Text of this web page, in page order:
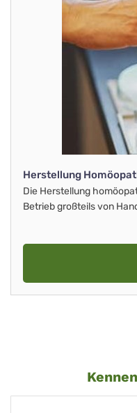
Herstellung
Die Herstellung
Betrieb großteils von